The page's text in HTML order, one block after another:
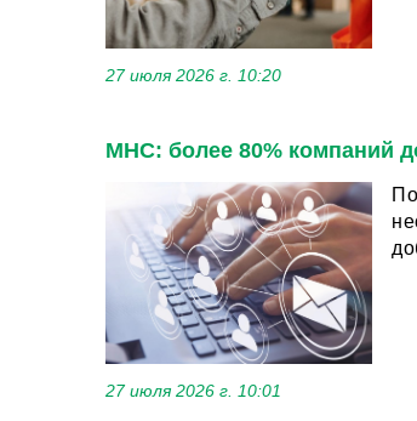
27 июля 2026 г. 10:20
МНС: более 80% компаний
27 июля 2026 г. 10:01